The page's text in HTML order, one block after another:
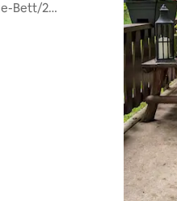
von 5, 57 Bewertungen
Bett/2
Pools/Klimaanlage/Golf